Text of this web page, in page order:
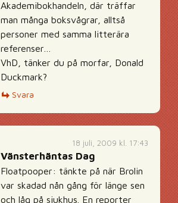
Akademibokhandeln, där träffar
man många boksvågrar, alltså
personer med samma litterära
referenser…
VhD, tänker du på morfar, Donald
Duckmark?
Svara
18 juli, 2009 kl. 17:43
Vänsterhäntas Dag
Floatpooper: tänkte på när Brolin
var skadad nån gång för länge sen
och låg på sjukhus. En reporter